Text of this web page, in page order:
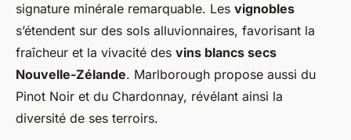
signature minérale remarquable. Les vignobles
s’étendent sur des sols alluvionnaires, favorisant la
fraîcheur et la vivacité des vins blancs secs
Nouvelle-Zélande. Marlborough propose aussi du
Pinot Noir et du Chardonnay, révélant ainsi la
diversité de ses terroirs.